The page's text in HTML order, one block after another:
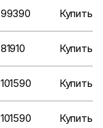
99390 Купить
81910 Купить
101590 Купить
101590 Купить